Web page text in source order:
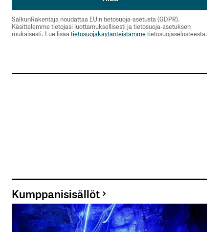
SalkunRakentaja noudattaa EU:n tietosuoja-asetusta (GDPR).
Käsittelemme tietojasi luottamuksellisesti ja tietosuoja-asetuksen
mukaisesti. Lue lisää tietosuojakäytänteistämmetietosuojaselosteesta.
Kumppanisisällöt